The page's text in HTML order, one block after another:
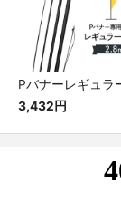
3,432円